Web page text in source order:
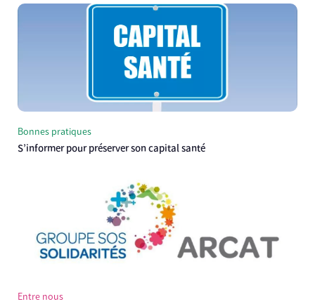
Bonnes pratiques
S’informer pour préserver son capital santé
Entre nous